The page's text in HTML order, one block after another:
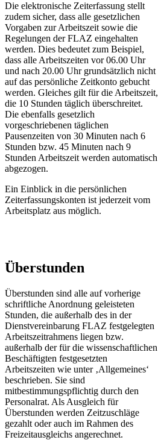
Die elektronische Zeiterfassung stellt
zudem sicher, dass alle gesetzlichen
Vorgaben zur Arbeitszeit sowie die
Regelungen der FLAZ eingehalten
werden. Dies bedeutet zum Beispiel,
dass alle Arbeitszeiten vor 06.00 Uhr
und nach 20.00 Uhr grundsätzlich nicht
auf das persönliche Zeitkonto gebucht
werden. Gleiches gilt für die Arbeitszeit,
die 10 Stunden täglich überschreitet.
Die ebenfalls gesetzlich
vorgeschriebenen täglichen
Pausenzeiten von 30 Minuten nach 6
Stunden bzw. 45 Minuten nach 9
Stunden Arbeitszeit werden automatisch
abgezogen.
Ein Einblick in die persönlichen
Zeiterfassungskonten ist jederzeit vom
Arbeitsplatz aus möglich.
Überstunden
Überstunden sind alle auf vorherige
schriftliche Anordnung geleisteten
Stunden, die außerhalb des in der
Dienstvereinbarung FLAZ festgelegten
Arbeitszeitrahmens liegen bzw.
außerhalb der für die wissenschaftlichen
Beschäftigten festgesetzten
Arbeitszeiten wie unter ‚Allgemeines‘
beschrieben. Sie sind
mitbestimmungspflichtig durch den
Personalrat. Als Ausgleich für
Überstunden werden Zeitzuschläge
gezahlt oder auch im Rahmen des
Freizeitausgleichs angerechnet.